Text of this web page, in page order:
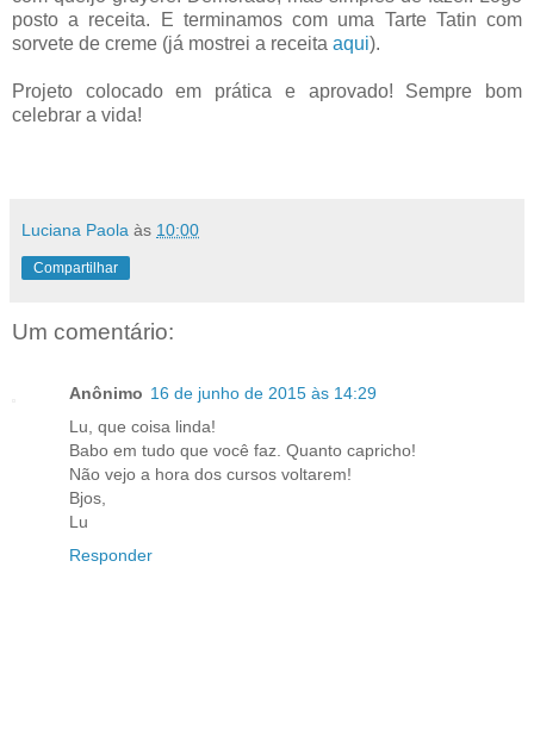
posto a receita. E terminamos com uma Tarte Tatin com
sorvete de creme (já mostrei a receita aqui).
Projeto colocado em prática e aprovado! Sempre bom
celebrar a vida!
Luciana Paola às 10:00
Compartilhar
Um comentário:
Anônimo 16 de junho de 2015 às 14:29
Lu, que coisa linda!
Babo em tudo que você faz. Quanto capricho!
Não vejo a hora dos cursos voltarem!
Bjos,
Lu
Responder